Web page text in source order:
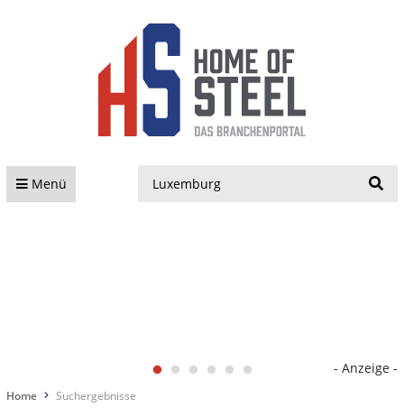
Menü
- Anzeige -
Home Suchergebnisse